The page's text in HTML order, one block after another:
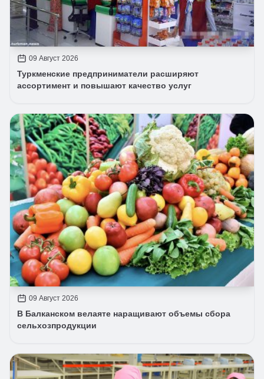
09 Август 2026
Туркменские предприниматели расширяют
ассортимент и повышают качество услуг
09 Август 2026
В Балканском велаяте наращивают объемы сбора
сельхозпродукции